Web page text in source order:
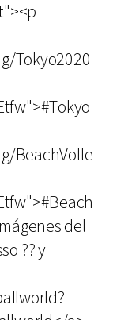
Tokyo2020
BeachVolle
del
?? y